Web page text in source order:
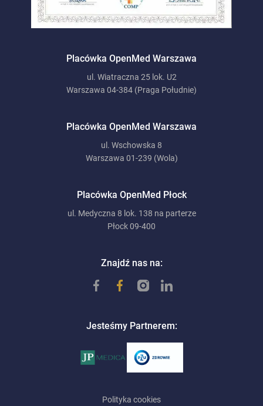
Placówka OpenMed Warszawa
ul. Wiatraczna 25 lok. U2
Warszawa 04-384 (Praga Południe)
Placówka OpenMed Warszawa
ul. Wschowska 8
Warszawa 01-239 (Wola)
Placówka OpenMed Płock
ul. Medyczna 8 lok. 138 na parterze
Płock 09-400
Znajdź nas na:
Jesteśmy Partnerem:
Polityka cookies